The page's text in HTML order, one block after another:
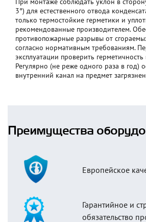
3°) для естественного отвода
только термостойкие герметики и
рекомендованные производителем.
противопожарные разрывы от
согласно нормативным требованиям.
эксплуатации проверить
Регулярно (не реже одного раза в год)
внутренний канал на предмет
Преимущества
Европейское
Гарантийное и
обязательство